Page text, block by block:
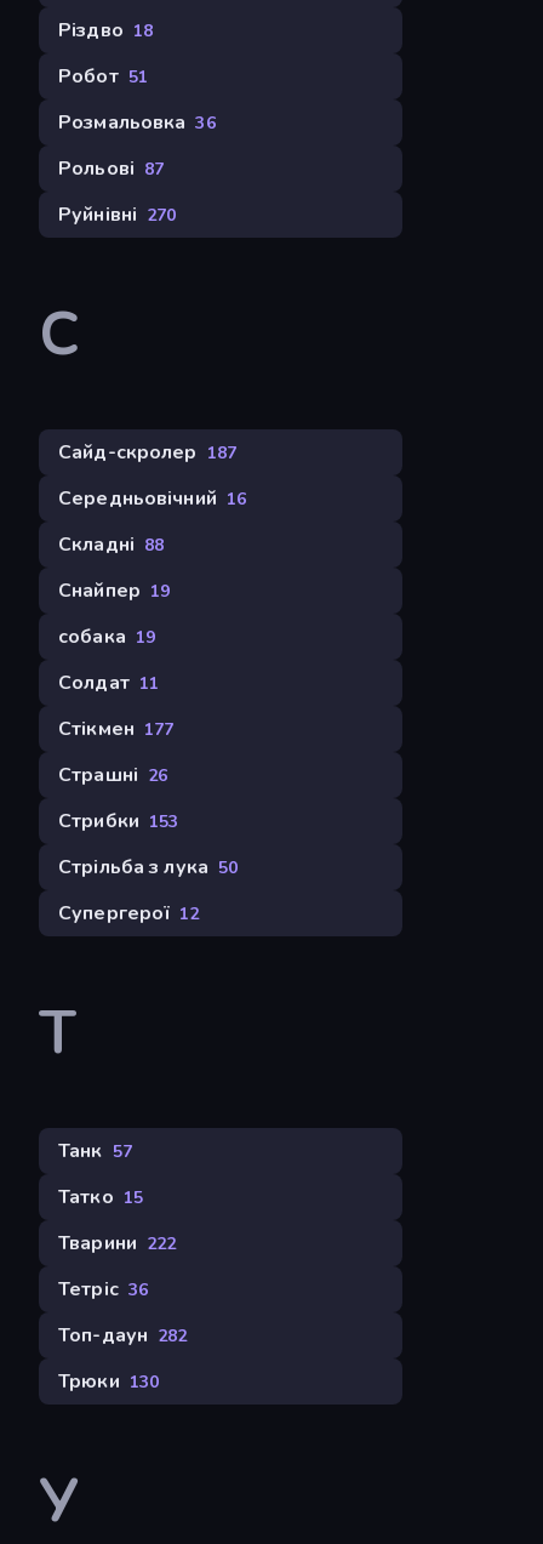
Різдво 18
Робот 51
Розмальовка 36
Рольові 87
Руйнівні 270
С
Сайд-скролер 187
Середньовічний 16
Складні 88
Снайпер 19
собака 19
Солдат 11
Стікмен 177
Страшні 26
Стрибки 153
Стрільба з лука 50
Супергерої 12
Т
Танк 57
Татко 15
Тварини 222
Тетріс 36
Топ-даун 282
Трюки 130
У